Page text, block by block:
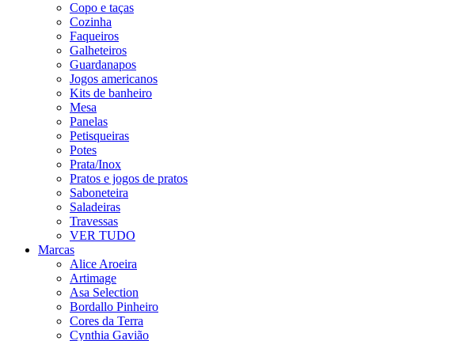
Copo e taças
Cozinha
Faqueiros
Galheteiros
Guardanapos
Jogos americanos
Kits de banheiro
Mesa
Panelas
Petisqueiras
Potes
Prata/Inox
Pratos e jogos de pratos
Saboneteira
Saladeiras
Travessas
VER TUDO
Marcas
Alice Aroeira
Artimage
Asa Selection
Bordallo Pinheiro
Cores da Terra
Cynthia Gavião